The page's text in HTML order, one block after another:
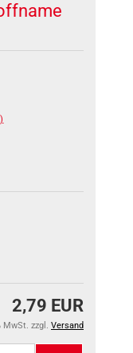
2,79 EUR
MwSt. zzgl. Versand